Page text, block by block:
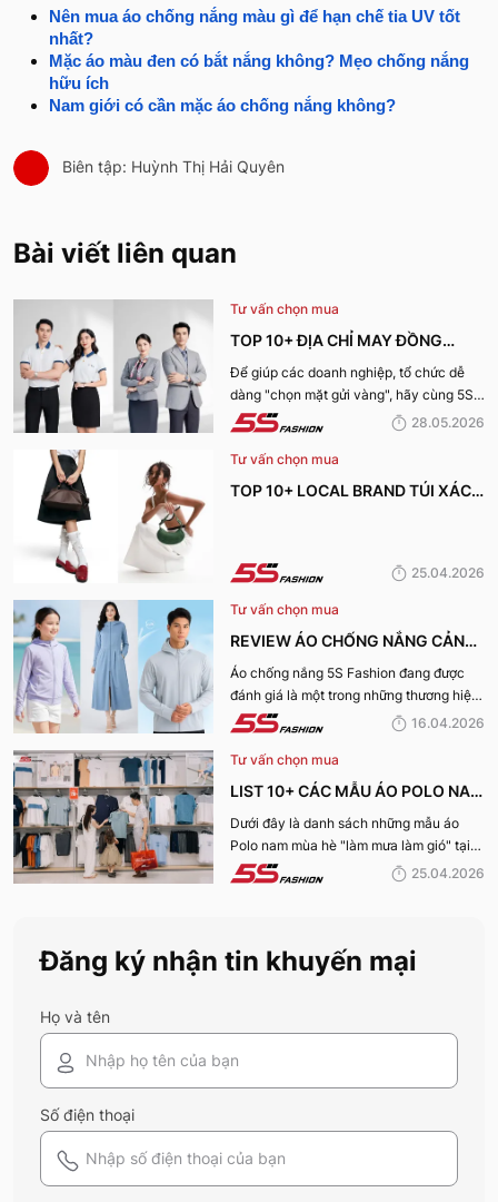
Nên mua áo chống nắng màu gì để hạn chế tia UV tốt
nhất?
Mặc áo màu đen có bắt nắng không? Mẹo chống nắng
hữu ích
Nam giới có cần mặc áo chống nắng không?
Biên tập: Huỳnh Thị Hải Quyên
Bài viết liên quan
Tư vấn chọn mua
TOP 10+ ĐỊA CHỈ MAY ĐỒNG
PHỤC CÔNG TY ĐẸP, UY TÍN
NHẤT HIỆN NAY
Để giúp các doanh nghiệp, tổ chức dễ
dàng "chọn mặt gửi vàng", hãy cùng 5S
Fashion tìm hiểu những địa chỉ may đồng
được nhiều đánh giá tích cực nhất hiện
nay.
28.05.2026
Tư vấn chọn mua
TOP 10+ LOCAL BRAND TÚI XÁCH
25.04.2026
Tư vấn chọn mua
REVIEW ÁO CHỐNG NẮNG CẢN
TIA UV, CHỐNG NẮNG TỐT NHẤT
CỦA 5S FASHION 2026
Áo chống nắng 5S Fashion đang được
đánh giá là một trong những thương hiệu
áo đáng mua hàng đầu hiện nay. Vậy
giá tích cực đến vậy? Cùng đi hết bài
viết nhé!
16.04.2026
Tư vấn chọn mua
LIST 10+ CÁC MẪU ÁO POLO NAM
MÙA HÈ BÁN CHẠY NHẤT CỦA 5S
FASHION 2026
Dưới đây là danh sách những mẫu áo
Polo nam mùa hè "làm mưa làm gió" tại
hệ thống 5S Fashion mà bất kỳ quý ông
25.04.2026
Đăng ký nhận tin khuyến mại
Họ và tên
Số điện thoại